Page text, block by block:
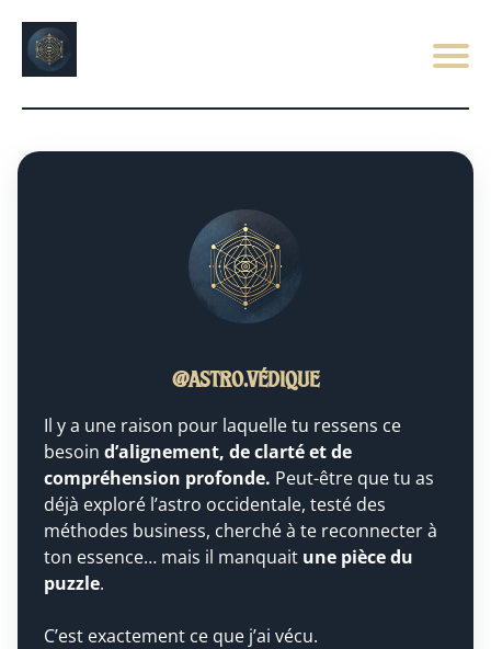
@astro.védique
Il y a une raison pour laquelle tu ressens ce
besoin d’alignement, de clarté et de
compréhension profonde. Peut-être que tu as
déjà exploré l’astro occidentale, testé des
méthodes business, cherché à te reconnecter à
ton essence… mais il manquait une pièce du
puzzle.
C’est exactement ce que j’ai vécu.